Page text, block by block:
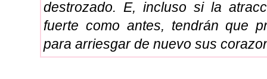
destrozado. E, incluso si la
fuerte como antes, tendrán que
para arriesgar de nuevo sus